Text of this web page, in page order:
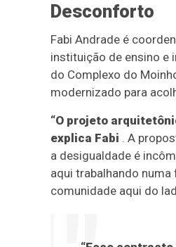
Desconforto
Fabi Andrade é
instituição de ensino e
do Complexo do
modernizado para
“O projeto
explica Fabi . A
a desigualdade é
aqui trabalhando
comunidade aqui do